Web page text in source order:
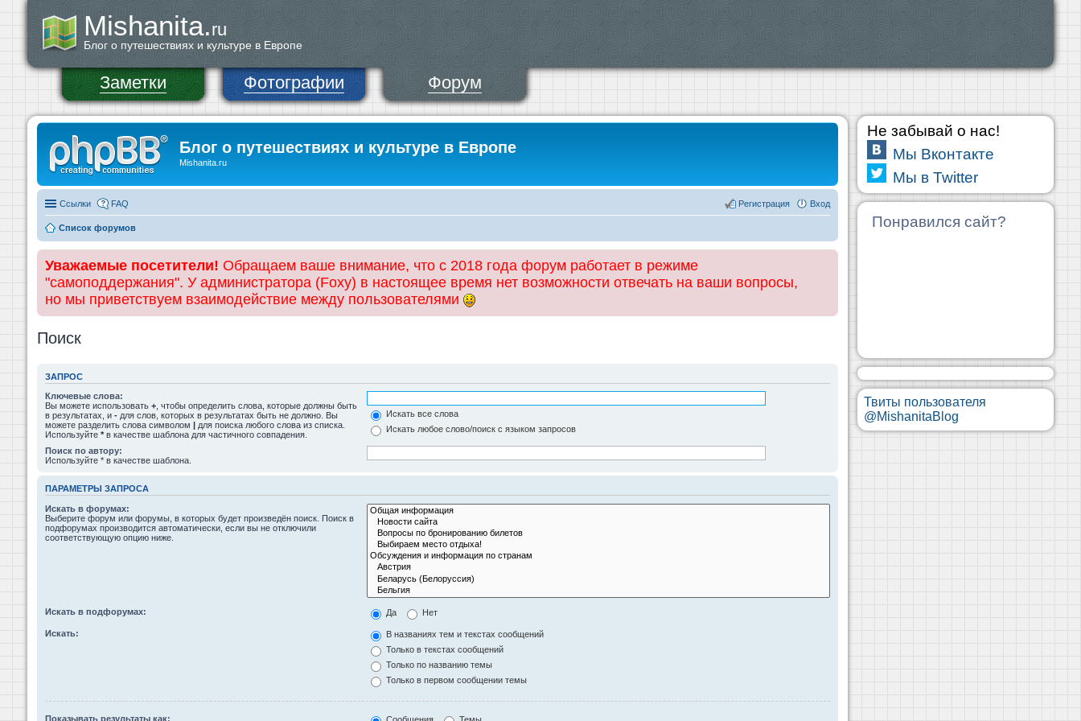
Mishanita.ru
Блог о путешествиях и культуре в Европе
Заметки Фотографии Форум
Блог о путешествиях и культуре в Европе
Mishanita.ru
Ссылки FAQ Вход
Регистрация
Список форумов
Уважаемые посетители! Обращаем ваше внимание, что с 2018 года форум работает в режиме
"самоподдержания". У администратора (Foxy) в настоящее время нет возможности отвечать на ваши вопросы,
но мы приветствуем взаимодействие между пользователями
Поиск
ЗАПРОС
Ключевые слова:
Вы можете использовать + , чтобы определить слова, которые должны быть
в результатах, и - для слов, которых в результатах быть не должно. Вы
можете разделить слова символом | для поиска любого слова из списка.
Используйте * в качестве шаблона для частичного совпадения.
Искать все слова
Искать любое слово/поиск с языком запросов
Поиск по автору:
Используйте * в качестве шаблона.
ПАРАМЕТРЫ ЗАПРОСА
Искать в форумах:
Выберите форум или форумы, в которых будет произведён поиск. Поиск в
подфорумах производится автоматически, если вы не отключили
соответствующую опцию ниже.
Искать в подфорумах: Да Нет
Искать:
В названиях тем и текстах сообщений
Только в текстах сообщений
Только по названию темы
Только в первом сообщении темы
Показывать результаты как:
Не забывай о нас!
Мы Вконтакте
Мы в Twitter
Понравился сайт?
Твиты пользователя
@MishanitaBlog